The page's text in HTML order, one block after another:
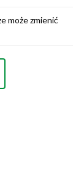
może zmienić